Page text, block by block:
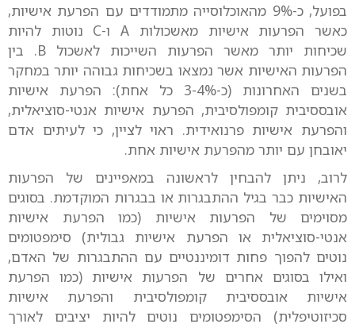
בפועל, כ-9% מהאוכלוסייה מתמודדים עם הפרעת אישיות,
כאשר הפרעות אישיות מאשכולות A ו-C נוטות להיות
שכיחות יותר מאשר הפרעות השייכות לאשכול B. בין
הפרעות האישיות אשר נמצאו בשכיחות גבוהה יותר במחקר
בשנים האחרונות (כ-3-4% כל אחת): הפרעת אישיות
אובססיבית קומפולסיבית, הפרעת אישיות אנטי-סוציאלית,
והפרעת אישיות פרנואידית. ראוי לציין, כי לעיתים אדם
יאובחן עם יותר מהפרעת אישיות אחת.
לרוב, ניתן להבחין לראשונה במאפיינים של הפרעות
האישיות כבר בגיל ההתבגרות או בבגרות המוקדמת. בסוגים
מסוימים של הפרעות אישיות (כמו הפרעת אישיות
אנטי-סוציאלית או הפרעת אישיות גבולית) סימפטומים
נוטים להפוך פחות דומיננטיים עם ההתבגרות של האדם,
ואילו בסוגים אחרים של הפרעות אישיות (כמו הפרעת
אישיות אובססיבית קומפולסיבית והפרעת אישיות
סכיזוטיפלית) הסימפטומים נוטים להיות יציבים לאורך